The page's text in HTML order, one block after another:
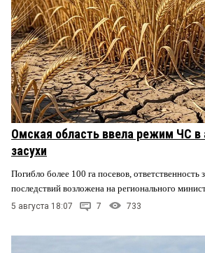
Омская область ввела режим ЧС в
засухи
Погибло более 100 га посевов, ответственность
последствий возложена на регионального
5 августа 18:07 7 733